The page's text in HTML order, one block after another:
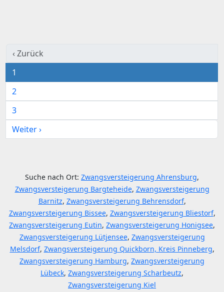
‹ Zurück
1
2
3
Weiter ›
Suche nach Ort: Zwangsversteigerung Ahrensburg,
Zwangsversteigerung Bargteheide, Zwangsversteigerung
Barnitz, Zwangsversteigerung Behrensdorf,
Zwangsversteigerung Bissee, Zwangsversteigerung Bliestorf,
Zwangsversteigerung Eutin, Zwangsversteigerung Honigsee,
Zwangsversteigerung Lütjensee, Zwangsversteigerung
Melsdorf, Zwangsversteigerung Quickborn, Kreis Pinneberg,
Zwangsversteigerung Hamburg, Zwangsversteigerung
Lübeck, Zwangsversteigerung Scharbeutz,
Zwangsversteigerung Kiel